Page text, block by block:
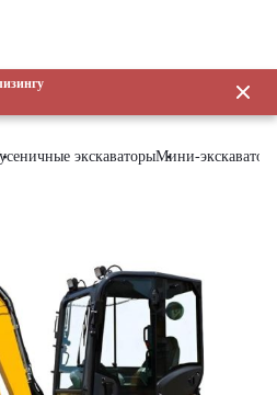
экскаваторыМини-